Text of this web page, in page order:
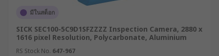
มีในสต็อก
SICK SEC100-5C9D1SFZZZZ Inspection Camera, 2880 x
1616 pixel Resolution, Polycarbonate, Aluminium
RS Stock No. 647-967